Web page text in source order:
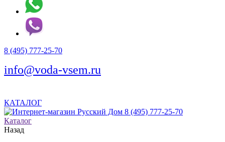
8 (495) 777-25-70
info@voda-vsem.ru
КАТАЛОГ
8 (495) 777-25-70
Каталог
Назад